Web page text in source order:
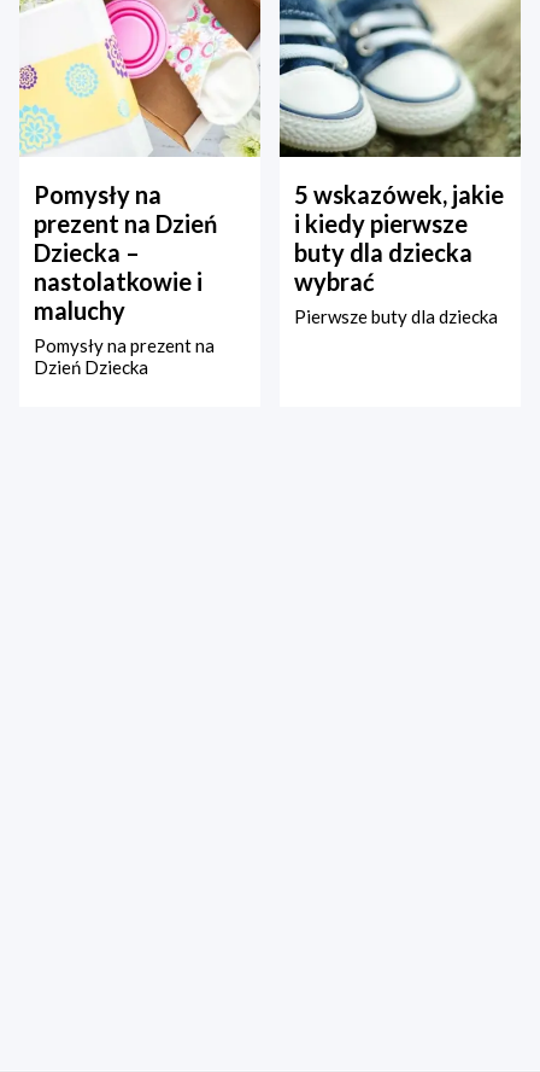
Pomysły na
prezent na Dzień
Dziecka –
nastolatkowie i
maluchy
Pomysły na prezent na
Dzień Dziecka
5 wskazówek, jakie
i kiedy pierwsze
buty dla dziecka
wybrać
Pierwsze buty dla dziecka